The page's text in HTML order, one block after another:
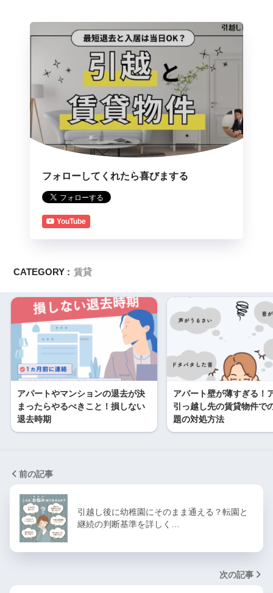
フォローしてくれたら喜びまする
YouTube
CATEGORY : 賃貸
アパートやマンションの退去が決
まったらやるべきこと！損しない
退去時期
アパート壁が薄すぎる！
引っ越し先の賃貸物件で
題の対処方法
前の記事
引越し後に幼稚園にそのまま通える？転園と
継続の判断基準を詳しく…
次の記事